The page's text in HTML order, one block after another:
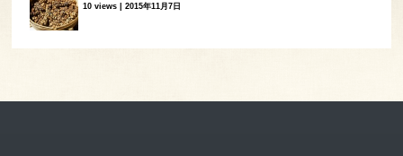
10 views |2015年11月7日